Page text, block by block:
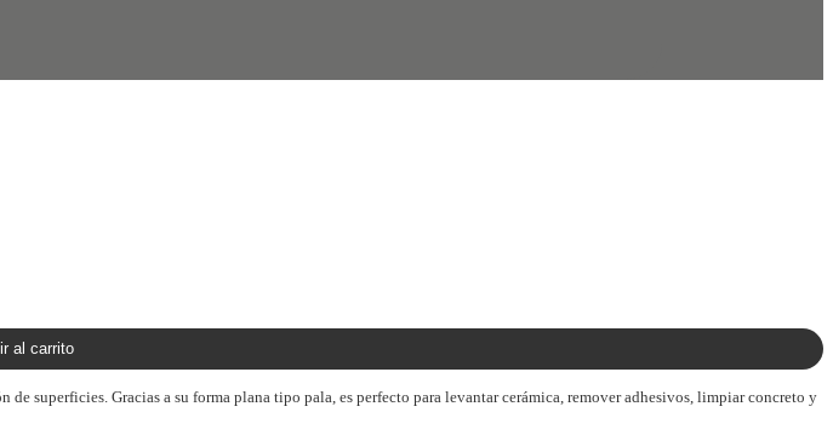
al carrito
superficies. Gracias a su forma plana tipo pala, es perfecto para levantar cerámica, remover adhesivos, limpiar concreto y